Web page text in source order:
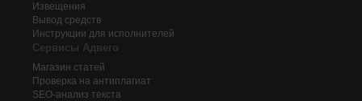
Извещения
Вывод средств
Инструкции для исполнителей
Сервисы Адвего
Магазин статей
Проверка на антиплагиат
SEO-анализ текста